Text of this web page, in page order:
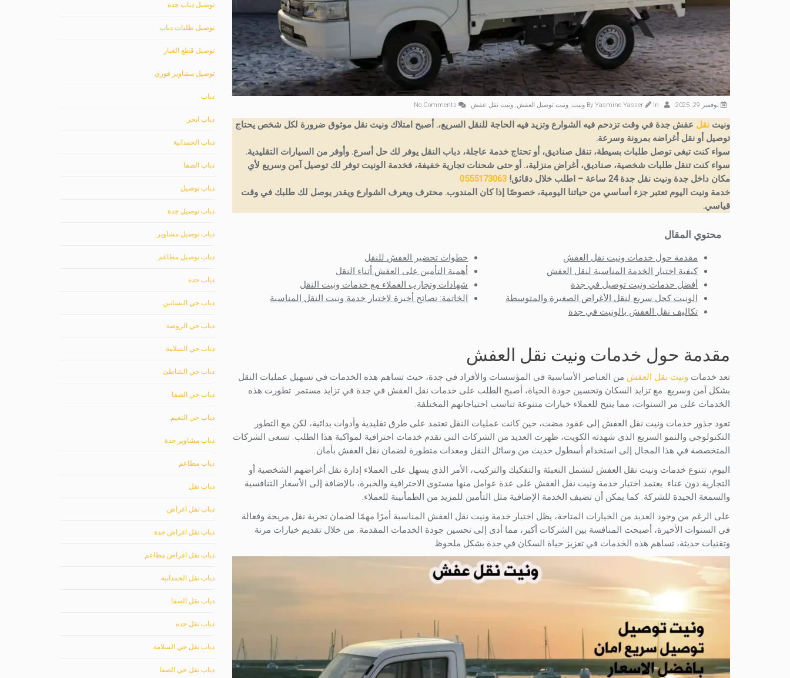
نوفمبر 29, 2025 Yasmine Yasser In ونيت, ونيت توصيل العفش, ونيت نقل عفش
ونيت نقل عفش جدة في وقت تزدحم فيه الشوارع وتزيد فيه الحاجة للنقل السريع،. أصبح امتلاك ونيت نقل موثوق ضرورة لكل شخص يحتاج
توصيل أو نقل أغراضه بمرونة وسرعة.
سواء كنت تبغى توصل طلبات بسيطة، تنقل صناديق، أو تحتاج خدمة عاجلة، دباب النقل يوفر لك حل أسرع. وأوفر من السيارات التقليدية.
سواء كنت تنقل طلبات شخصية، صناديق، أغراض منزلية،. أو حتى شحنات تجارية خفيفة، فخدمة الونيت توفر لك توصيل آمن وسريع لأي
مكان داخل جدة ونيت نقل جدة 24 ساعة – اطلب خلال دقائق!
0555173063
خدمة ونيت اليوم تعتبر جزء أساسي من حياتنا اليومية، خصوصًا إذا كان المندوب. محترف ويعرف الشوارع ويقدر يوصل لك طلبك في وقت
قياسي.
محتوي المقال
مقدمة حول خدمات ونيت نقل العفش
كيفية اختيار الخدمة المناسبة لنقل العفش
أفضل خدمات ونيت توصيل في جدة
الونيت كحل سريع لنقل الأغراض الصغيرة والمتوسطة
تكاليف نقل العفش بالونيت في جدة
خطوات تحضير العفش للنقل
أهمية التأمين على العفش أثناء النقل
شهادات وتجارب العملاء مع خدمات ونيت النقل
الخاتمة: نصائح أخيرة لاختيار خدمة ونيت النقل المناسبة
مقدمة حول خدمات ونيت نقل العفش
تعد خدمات ونيت نقل العفش من العناصر الأساسية في المؤسسات والأفراد في جدة، حيث تساهم هذه الخدمات في تسهيل عمليات النقل
بشكل آمن وسريع. مع تزايد السكان وتحسين جودة الحياة، أصبح الطلب على خدمات نقل العفش في جدة في تزايد مستمر. تطورت هذه
الخدمات على مر السنوات، مما يتيح للعملاء خيارات متنوعة تناسب احتياجاتهم المختلفة.
تعود جذور خدمات ونيت نقل العفش إلى عقود مضت، حين كانت عمليات النقل تعتمد على طرق تقليدية وأدوات بدائية، لكن مع التطور
التكنولوجي والنمو السريع الذي شهدته الكويت، ظهرت العديد من الشركات التي تقدم خدمات احترافية لمواكبة هذا الطلب. تسعى الشركات
المتخصصة في هذا المجال إلى استخدام أسطول حديث من وسائل النقل ومعدات متطورة لضمان نقل العفش بأمان.
اليوم، تتنوع خدمات ونيت نقل العفش لتشمل التعبئة والتفكيك والتركيب، الأمر الذي يسهل على العملاء إدارة نقل أغراضهم الشخصية أو
التجارية دون عناء. يعتمد اختيار خدمة ونيت نقل العفش على عدة عوامل منها مستوى الاحترافية والخبرة، بالإضافة إلى الأسعار التنافسية
والسمعة الجيدة للشركة. كما يمكن أن تضيف الخدمة الإضافية مثل التأمين للمزيد من الطمأنينة للعملاء.
على الرغم من وجود العديد من الخيارات المتاحة، يظل اختيار خدمة ونيت نقل العفش المناسبة أمرًا مهمًا لضمان تجربة نقل مريحة وفعالة.
في السنوات الأخيرة، أصبحت المنافسة بين الشركات أكبر، مما أدى إلى تحسين جودة الخدمات المقدمة. من خلال تقديم خيارات مرنة
وتقنيات حديثة، تساهم هذه الخدمات في تعزيز حياة السكان في جدة بشكل ملحوظ.
توصيل دباب جدة
توصيل طلبات دباب
توصيل قطع الغيار
توصيل مشاوير فوري
دباب
دباب ابحر
دباب الحمدانية
دباب الصفا
دباب توصيل
دباب توصيل جدة
دباب توصيل مشاوير
دباب توصيل مطاعم
دباب جدة
دباب حي البساتين
دباب حي الروضة
دباب حي السلامة
دباب حي الشاطئ
دباب حي الصفا
دباب حي النعيم
دباب مشاوير جدة
دباب مطاعم
دباب نقل
دباب نقل اغراض
دباب نقل اغراض جدة
دباب نقل اغراض مطاعم
دباب نقل الحمدانية
دباب نقل الصفا
دباب نقل جدة
دباب نقل حي السلامة
دباب نقل حي الصفا